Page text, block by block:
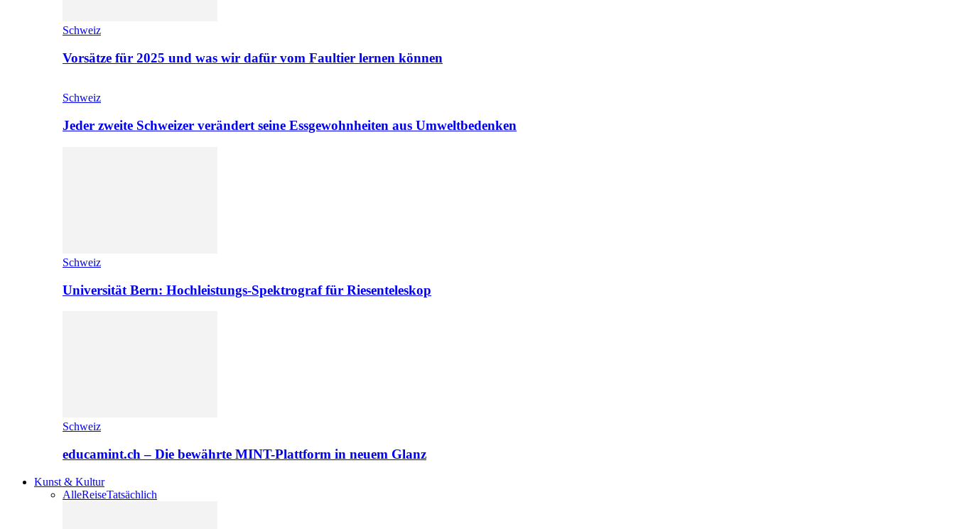
Schweiz
Vorsätze für 2025 und was wir dafür vom Faultier lernen können
Schweiz
Jeder zweite Schweizer verändert seine Essgewohnheiten aus Umweltbedenken
Schweiz
Universität Bern: Hochleistungs-Spektrograf für Riesenteleskop
Schweiz
educamint.ch – Die bewährte MINT-Plattform in neuem Glanz
Kunst & Kultur
AlleReiseTatsächlich